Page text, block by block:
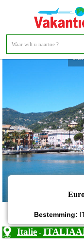
Bestemming:
Italie -